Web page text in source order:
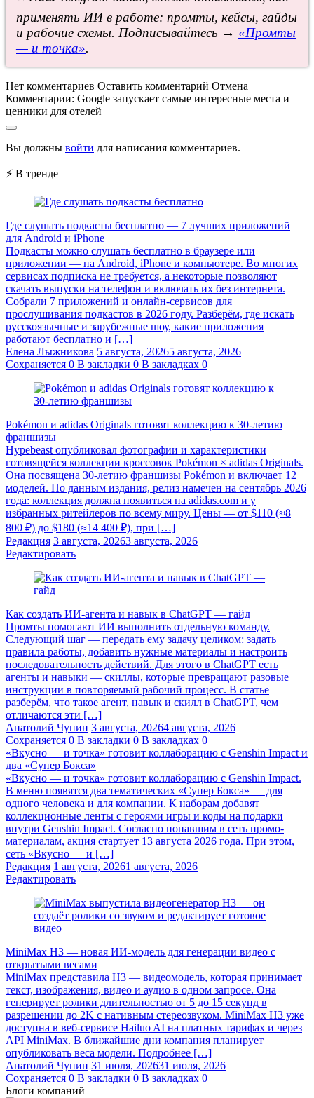
применять ИИ в работе: промты, кейсы, гайды
и рабочие схемы. Подписывайтесь → «Промты
— и точка».
Нет комментариев Оставить комментарий Отмена
Комментарии: Google запускает самые интересные места и
ценники для отелей
Вы должны войти для написания комментариев.
⚡ В тренде
Где слушать подкасты бесплатно — 7 лучших приложений
для Android и iPhone
Подкасты можно слушать бесплатно в браузере или
приложении — на Android, iPhone и компьютере. Во многих
сервисах подписка не требуется, а некоторые позволяют
скачать выпуски на телефон и включать их без интернета.
Собрали 7 приложений и онлайн-сервисов для
прослушивания подкастов в 2026 году. Разберём, где искать
русскоязычные и зарубежные шоу, какие приложения
работают бесплатно и […]
Елена Лыжникова 5 августа, 20265 августа, 2026
Сохраняется 0 В закладки 0 В закладках 0
Pokémon и adidas Originals готовят коллекцию к 30-летию
франшизы
Hypebeast опубликовал фотографии и характеристики
готовящейся коллекции кроссовок Pokémon × adidas Originals.
Она посвящена 30-летию франшизы Pokémon и включает 12
моделей. По данным издания, релиз намечен на сентябрь 2026
года: коллекция должна появиться на adidas.com и у
избранных ритейлеров по всему миру. Цены — от $110 (≈8
800 ₽) до $180 (≈14 400 ₽), при […]
Редакция 3 августа, 20263 августа, 2026
Редактировать
Как создать ИИ-агента и навык в ChatGPT — гайд
Промты помогают ИИ выполнить отдельную команду.
Следующий шаг — передать ему задачу целиком: задать
правила работы, добавить нужные материалы и настроить
последовательность действий. Для этого в ChatGPT есть
агенты и навыки — скиллы, которые превращают разовые
инструкции в повторяемый рабочий процесс. В статье
разберём, что такое агент, навык и скилл в ChatGPT, чем
отличаются эти […]
Анатолий Чупин 3 августа, 20264 августа, 2026
Сохраняется 0 В закладки 0 В закладках 0
«Вкусно — и точка» готовит коллаборацию с Genshin Impact и
два «Супер Бокса»
«Вкусно — и точка» готовит коллаборацию с Genshin Impact.
В меню появятся два тематических «Супер Бокса» — для
одного человека и для компании. К наборам добавят
коллекционные ленты с героями игры и коды на подарки
внутри Genshin Impact. Согласно попавшим в сеть промо-
материалам, акция стартует 13 августа 2026 года. При этом,
сеть «Вкусно — и […]
Редакция 1 августа, 20261 августа, 2026
Редактировать
MiniMax H3 — новая ИИ-модель для генерации видео с
открытыми весами
MiniMax представила H3 — видеомодель, которая принимает
текст, изображения, видео и аудио в одном запросе. Она
генерирует ролики длительностью от 5 до 15 секунд в
разрешении до 2K с нативным стереозвуком. MiniMax H3 уже
доступна в веб-сервисе Hailuo AI на платных тарифах и через
API MiniMax. В ближайшие дни компания планирует
опубликовать веса модели. Подробнее […]
Анатолий Чупин 31 июля, 202631 июля, 2026
Сохраняется 0 В закладки 0 В закладках 0
Блоги компаний